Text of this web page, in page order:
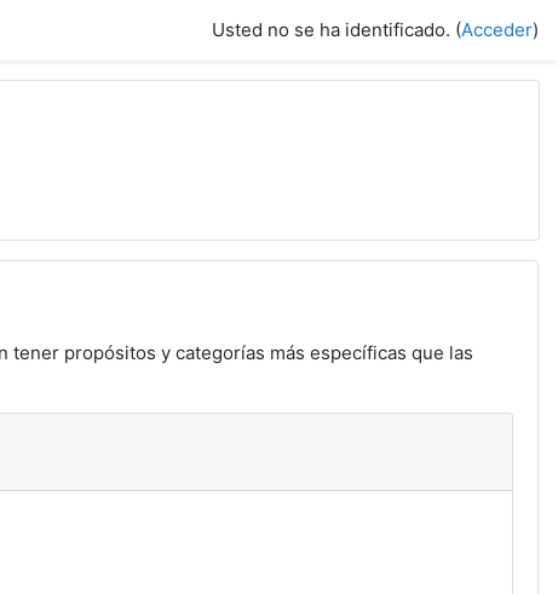
Usted no se ha identificado. (Acceder)
propósitos y categorías más específicas que las